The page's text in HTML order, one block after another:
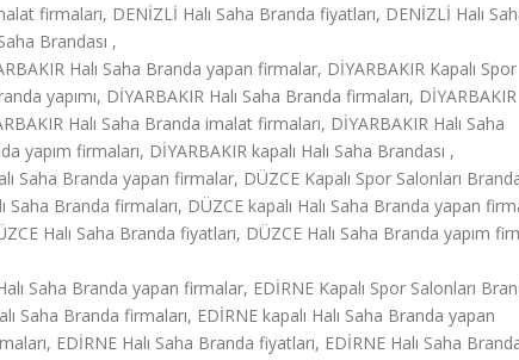
firmaları, DENİZLİ Halı Saha Branda fiyatları, DENİZLİ Halı
Brandası ,
Halı Saha Branda yapan firmalar, DİYARBAKIR Kapalı Spor
yapımı, DİYARBAKIR Halı Saha Branda firmaları, DİYARBAKIR
Halı Saha Branda imalat firmaları, DİYARBAKIR Halı Saha
yapım firmaları, DİYARBAKIR kapalı Halı Saha Brandası ,
Saha Branda yapan firmalar, DÜZCE Kapalı Spor Salonları
Saha Branda firmaları, DÜZCE kapalı Halı Saha Branda yapan
Halı Saha Branda fiyatları, DÜZCE Halı Saha Branda yapım
Saha Branda yapan firmalar, EDİRNE Kapalı Spor Salonları
Saha Branda firmaları, EDİRNE kapalı Halı Saha Branda yapan
EDİRNE Halı Saha Branda fiyatları, EDİRNE Halı Saha